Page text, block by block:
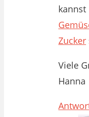
kannst
Zucker
Viele
Hanna